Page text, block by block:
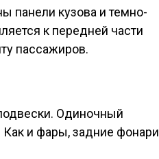
панели кузова и темно-
к передней части
пассажиров.
Одиночный
Как и фары, задние фонари